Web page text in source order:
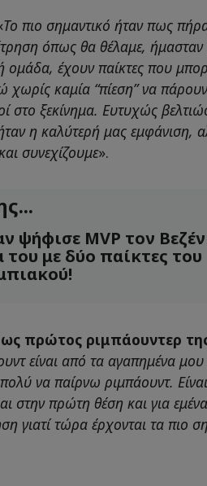
Το πιο σημαντικό ήταν πως
όπως θα θέλαμε,
ομάδα, έχουν παίκτες που
καμία “πίεση” να
στο ξεκίνημα. Ευτυχώς
η καλύτερή μας εμφάνιση,
συνεχίζουμε».
ψήφισε MVP τον
του με δύο παίκτες του
ως πρώτος ριμπάουντερ
είναι από τα αγαπημένα
να παίρνω ριμπάουντ.
στην πρώτη θέση και για
γιατί τώρα έρχονται τα πιο